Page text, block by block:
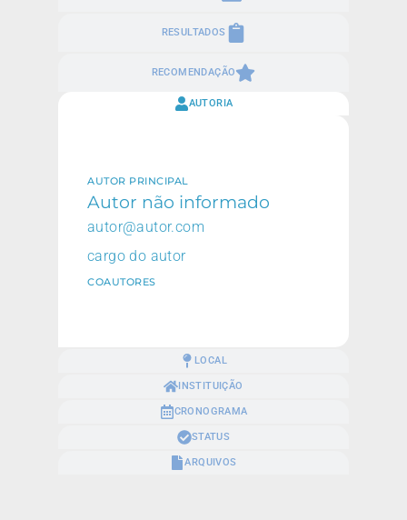
RESULTADOS
RECOMENDAÇÃO
AUTORIA
LOCAL
INSTITUIÇÃO
CRONOGRAMA
STATUS
ARQUIVOS
AUTOR PRINCIPAL
Autor não informado
autor@autor.com
cargo do autor
COAUTORES